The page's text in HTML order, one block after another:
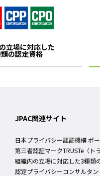
立場に対応した
の認定資格
JPAC関連サイト
日本プライバシー認証機構 ポ
第三者認証マークTRUSTe（ト
組織内の立場に対応した3種類
認定プライバシーコンサルタン